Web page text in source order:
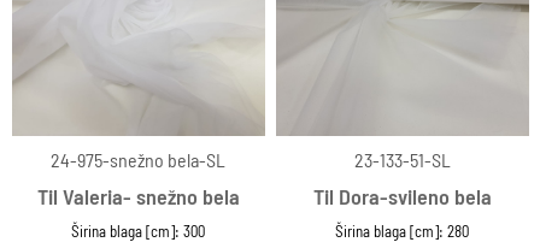
24-975-snežno bela-SL
Til Valeria- snežno bela
Širina blaga [cm]: 300
23-133-51-SL
Til Dora-svileno bela
Širina blaga [cm]: 280